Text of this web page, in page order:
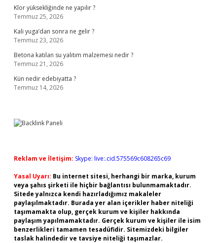
Klor yüksekliğinde ne yapılır ?
Temmuz 25, 2026
Kali yuga’dan sonra ne gelir ?
Temmuz 23, 2026
Betona katılan su yalıtım malzemesi nedir ?
Temmuz 21, 2026
Kün nedir edebiyatta ?
Temmuz 14, 2026
Reklam ve İletişim: Skype: live:.cid.575569c608265c69
Yasal Uyarı: Bu internet sitesi, herhangi bir marka, kurum
veya şahıs şirketi ile hiçbir bağlantısı bulunmamaktadır.
Sitede yalnızca kendi hazırladığımız makaleler
paylaşılmaktadır. Burada yer alan içerikler haber niteliği
taşımamakta olup, gerçek kurum ve kişiler hakkında
paylaşım yapılmamaktadır. Gerçek kurum ve kişiler ile isim
benzerlikleri tamamen tesadüfidir. Sitemizdeki bilgiler
taslak halindedir ve tavsiye niteliği taşımazlar.